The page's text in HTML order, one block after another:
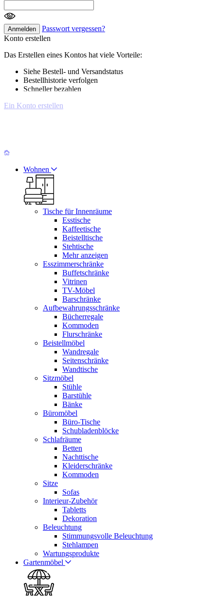
Anmelden
Passwort vergessen?
Konto erstellen
Das Erstellen eines Kontos hat viele Vorteile:
Siehe Bestell- und Versandstatus
Bestellhistorie verfolgen
Schneller bezahlen
Ein Konto erstellen
Wohnen
Tische für Innenräume
Esstische
Kaffeetische
Beistelltische
Stehtische
Mehr anzeigen
Esszimmerschränke
Buffetschränke
Vitrinen
TV-Möbel
Barschränke
Aufbewahrungsschränke
Bücherregale
Kommoden
Flurschränke
Beistellmöbel
Wandregale
Seitenschränke
Wandtische
Sitzmöbel
Stühle
Barstühle
Bänke
Büromöbel
Büro-Tische
Schubladenblöcke
Schlafräume
Betten
Nachttische
Kleiderschränke
Kommoden
Sitze
Sofas
Interieur-Zubehör
Tabletts
Dekoration
Beleuchtung
Stimmungsvolle Beleuchtung
Stehlampen
Wartungsprodukte
Gartenmöbel